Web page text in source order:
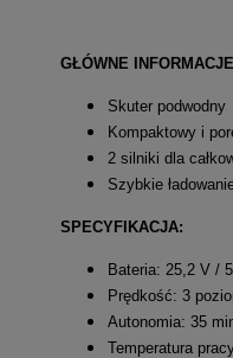
GŁÓWNE
Skuter podwodny
Kompaktowy i
2 silniki dla
Szybkie
SPECYFIKACJA:
Bateria: 25,2 V /
Prędkość: 3
Autonomia: 35
Temperatura